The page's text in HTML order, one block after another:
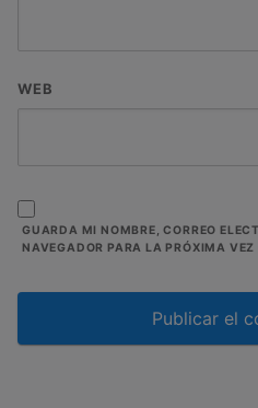
WEB
GUARDA MI NOMBRE, CORREO
NAVEGADOR PARA LA PRÓXIMA VEZ